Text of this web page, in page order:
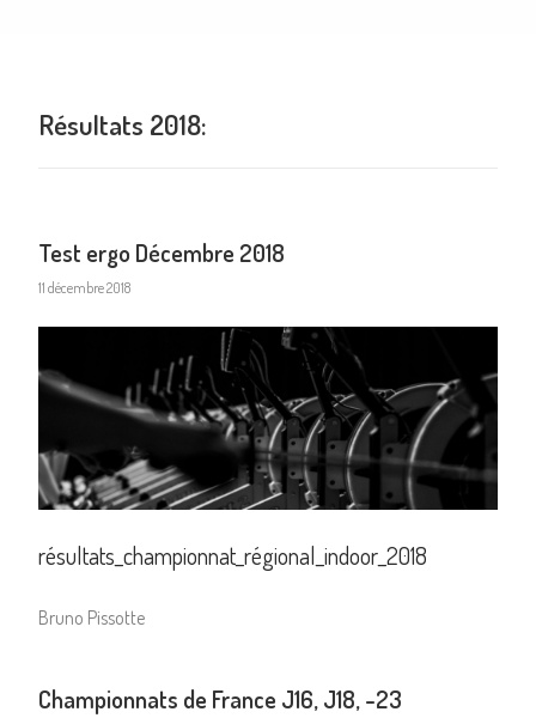
Résultats 2018:
Test ergo Décembre 2018
11 décembre 2018
résultats_championnat_régional_indoor_2018
Bruno Pissotte
Championnats de France J16, J18, -23